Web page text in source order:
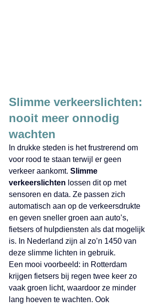
Slimme verkeerslichten:
nooit meer onnodig
wachten
In drukke steden is het frustrerend om
voor rood te staan terwijl er geen
verkeer aankomt. Slimme
verkeerslichten lossen dit op met
sensoren en data. Ze passen zich
automatisch aan op de verkeersdrukte
en geven sneller groen aan auto’s,
fietsers of hulpdiensten als dat mogelijk
is. In Nederland zijn al zo’n 1450 van
deze slimme lichten in gebruik.
Een mooi voorbeeld: in Rotterdam
krijgen fietsers bij regen twee keer zo
vaak groen licht, waardoor ze minder
lang hoeven te wachten. Ook